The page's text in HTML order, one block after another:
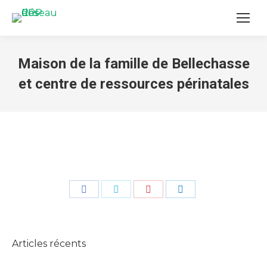
Maison de la famille de Bellechasse
et centre de ressources périnatales
Share
Share
Share
Articles récents